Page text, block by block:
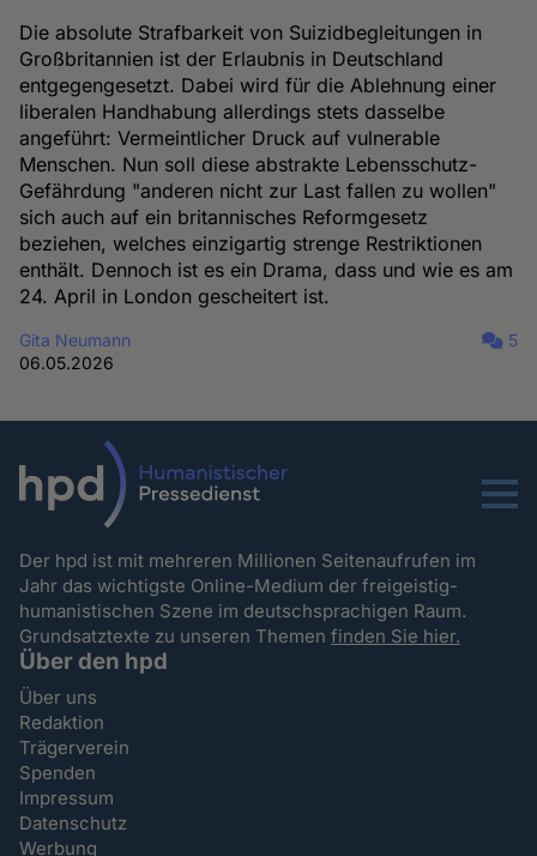
Die absolute Strafbarkeit von Suizidbegleitungen in
Großbritannien ist der Erlaubnis in Deutschland
entgegengesetzt. Dabei wird für die Ablehnung einer
liberalen Handhabung allerdings stets dasselbe
angeführt: Vermeintlicher Druck auf vulnerable
Menschen. Nun soll diese abstrakte Lebensschutz-
Gefährdung "anderen nicht zur Last fallen zu wollen"
sich auch auf ein britannisches Reformgesetz
beziehen, welches einzigartig strenge Restriktionen
enthält. Dennoch ist es ein Drama, dass und wie es am
24. April in London gescheitert ist.
Gita Neumann
06.05.2026
5
Menu
Der hpd ist mit mehreren Millionen Seitenaufrufen im
Jahr das wichtigste Online-Medium der freigeistig-
humanistischen Szene im deutschsprachigen Raum.
Grundsatztexte zu unseren Themenfinden Sie hier.
Über den hpd
Über uns
Redaktion
Trägerverein
Spenden
Impressum
Datenschutz
Werbung